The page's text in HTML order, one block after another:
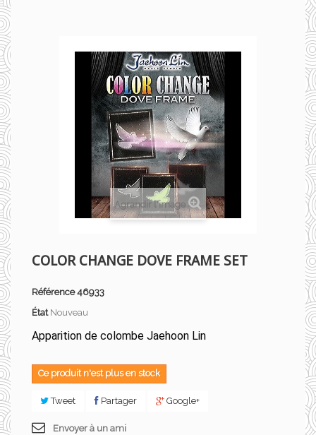
Agrandir l'image
COLOR CHANGE DOVE FRAME SET
Référence 46933
État Nouveau
Apparition de colombe Jaehoon Lin
Ce produit n'est plus en stock
Tweet Partager Google+
Envoyer à un ami